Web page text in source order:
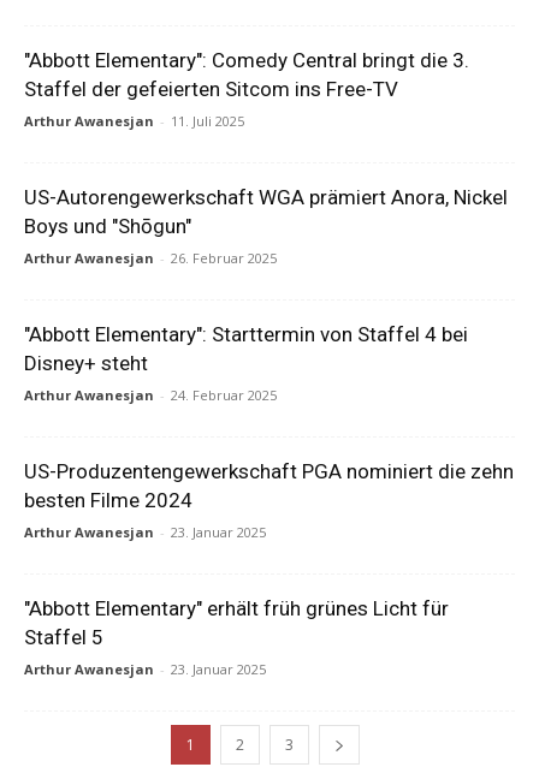
"Abbott Elementary": Comedy Central bringt die 3.
Staffel der gefeierten Sitcom ins Free-TV
Arthur Awanesjan - 11. Juli 2025
US-Autorengewerkschaft WGA prämiert Anora, Nickel
Boys und "Shōgun"
Arthur Awanesjan - 26. Februar 2025
"Abbott Elementary": Starttermin von Staffel 4 bei
Disney+ steht
Arthur Awanesjan - 24. Februar 2025
US-Produzentengewerkschaft PGA nominiert die zehn
besten Filme 2024
Arthur Awanesjan - 23. Januar 2025
"Abbott Elementary" erhält früh grünes Licht für
Staffel 5
Arthur Awanesjan - 23. Januar 2025
1 2 3